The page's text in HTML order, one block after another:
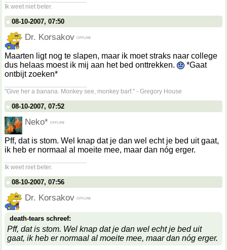
Ik weet niet beter.
08-10-2007, 07:50
Dr. Korsakov
Maarten ligt nog te slapen, maar ik moet straks naar college
dus helaas moest ik mij aan het bed onttrekken.
*Gaat
ontbijt zoeken*
"Give her a banana. Monkey see, monkey barf." - Gregory House
08-10-2007, 07:52
Neko*
Pff, dat is stom. Wel knap dat je dan wel echt je bed uit gaat,
ik heb er normaal al moeite mee, maar dan nóg erger.
Ik weet niet beter.
08-10-2007, 07:56
Dr. Korsakov
death-tears schreef:
Pff, dat is stom. Wel knap dat je dan wel echt je bed uit
gaat, ik heb er normaal al moeite mee, maar dan nóg erger.